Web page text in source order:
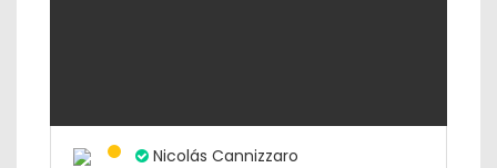
Nicolás Cannizzaro